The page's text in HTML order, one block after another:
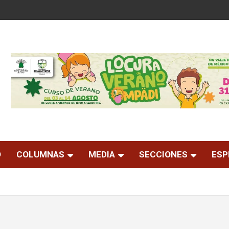
COLUMNAS MEDIA SECCIONES